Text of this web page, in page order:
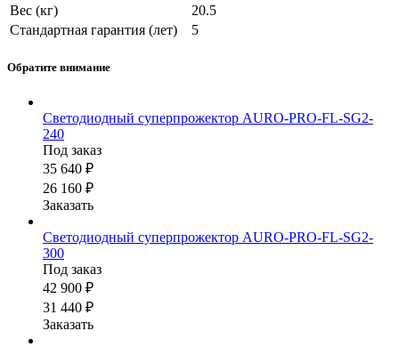
Вес (кг)
20.5
Стандартная гарантия (лет)
5
Обратите внимание
Светодиодный суперпрожектор AURO-PRO-FL-SG2-
240
Под заказ
35 640 ₽
26 160 ₽
Заказать
Светодиодный суперпрожектор AURO-PRO-FL-SG2-
300
Под заказ
42 900 ₽
31 440 ₽
Заказать